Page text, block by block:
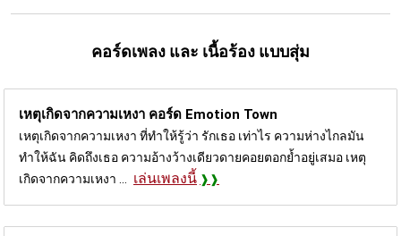
คอร์ดเพลง และ เนื้อร้อง แบบสุ่ม
เหตุเกิดจากความเหงา คอร์ด Emotion Town
เหตุเกิดจากความเหงา ที่ทำให้รู้ว่า รักเธอ เท่าไร ความห่างไกลมัน
ทำให้ฉัน คิดถึงเธอ ความอ้างว้างเดียวดายคอยตอกย้ำอยู่เสมอ เหตุ
เกิดจากความเหงา ... เล่นเพลงนี้